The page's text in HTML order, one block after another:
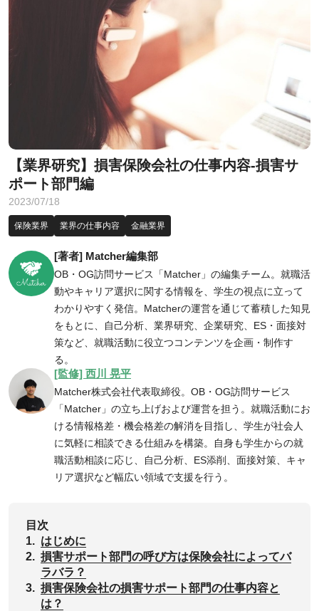
【業界研究】損害保険会社の仕事内容-損害サ
ポート部門編
2023/07/18
保険業界 業界の仕事内容 金融業界
[著者] Matcher編集部
OB・OG訪問サービス「Matcher」の編集チーム。就職活
動やキャリア選択に関する情報を、学生の視点に立って
わかりやすく発信。Matcherの運営を通じて蓄積した知見
をもとに、自己分析、業界研究、企業研究、ES・面接対
策など、就職活動に役立つコンテンツを企画・制作す
る。
[監修] 西川 晃平
Matcher株式会社代表取締役。OB・OG訪問サービス
「Matcher」の立ち上げおよび運営を担う。就職活動にお
ける情報格差・機会格差の解消を目指し、学生が社会人
に気軽に相談できる仕組みを構築。自身も学生からの就
職活動相談に応じ、自己分析、ES添削、面接対策、キャ
リア選択など幅広い領域で支援を行う。
目次
1. ‌‌はじめに
2. ‌損害サポート部門の呼び方は保険会社によってバ
ラバラ？
3. 損害保険会社の損害サポート部門の仕事内容と
は？